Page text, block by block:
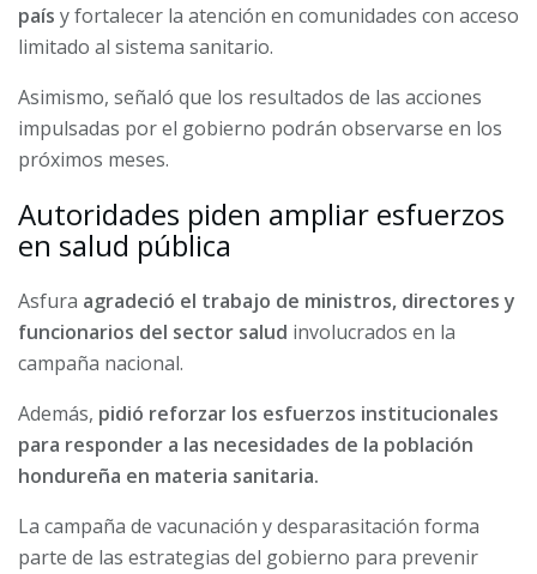
país y fortalecer la atención en comunidades con acceso
limitado al sistema sanitario.
Asimismo, señaló que los resultados de las acciones
impulsadas por el gobierno podrán observarse en los
próximos meses.
Autoridades piden ampliar esfuerzos
en salud pública
Asfura agradeció el trabajo de ministros, directores y
funcionarios del sector salud involucrados en la
campaña nacional.
Además, pidió reforzar los esfuerzos institucionales
para responder a las necesidades de la población
hondureña en materia sanitaria.
La campaña de vacunación y desparasitación forma
parte de las estrategias del gobierno para prevenir